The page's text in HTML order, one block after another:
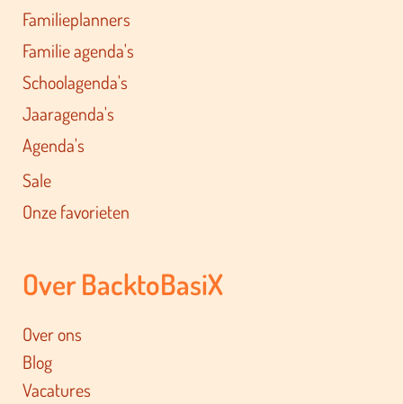
Familieplanners
Familie agenda's
Schoolagenda's
Jaaragenda's
Agenda's
Sale
Onze favorieten
Over BacktoBasiX
Over ons
Blog
Vacatures